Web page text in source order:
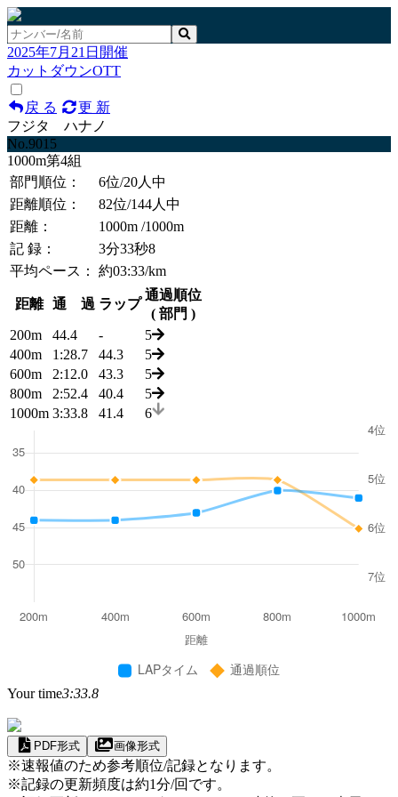
2025年7月21日開催
カットダウンOTT
戻 る
更 新
フジタ ハナノ
No.9015
1000m第4組
部門順位：
6位/20人中
距離順位：
82位/144人中
距離：
1000m /1000m
記 録：
3分33秒8
平均ペース：
約03:33/km
距離 通 過 ラップ
通過順位
( 部門 )
200m
44.4 -
5
400m
1:28.7 44.3
5
600m
2:12.0 43.3
5
800m
2:52.4 40.4
5
1000m 3:33.8 41.4 6
Your time3:33.8
PDF形式 画像形式
※速報値のため参考順位/記録となります。
※記録の更新頻度は約1分/回です。